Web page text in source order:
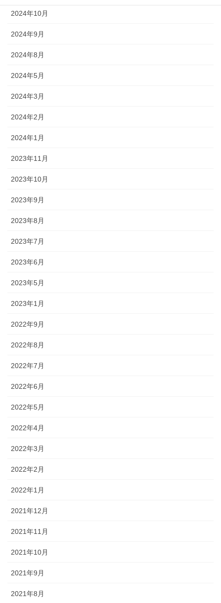
2024年10月
2024年9月
2024年8月
2024年5月
2024年3月
2024年2月
2024年1月
2023年11月
2023年10月
2023年9月
2023年8月
2023年7月
2023年6月
2023年5月
2023年1月
2022年9月
2022年8月
2022年7月
2022年6月
2022年5月
2022年4月
2022年3月
2022年2月
2022年1月
2021年12月
2021年11月
2021年10月
2021年9月
2021年8月